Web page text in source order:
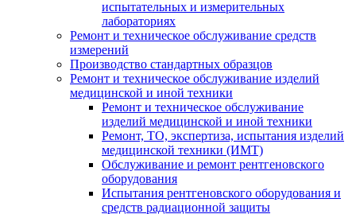
испытательных и измерительных
лабораториях
Ремонт и техническое обслуживание средств
измерений
Производство стандартных образцов
Ремонт и техническое обслуживание изделий
медицинской и иной техники
Ремонт и техническое обслуживание
изделий медицинской и иной техники
Ремонт, ТО, экспертиза, испытания изделий
медицинской техники (ИМТ)
Обслуживание и ремонт рентгеновского
оборудования
Испытания рентгеновского оборудования и
средств радиационной защиты